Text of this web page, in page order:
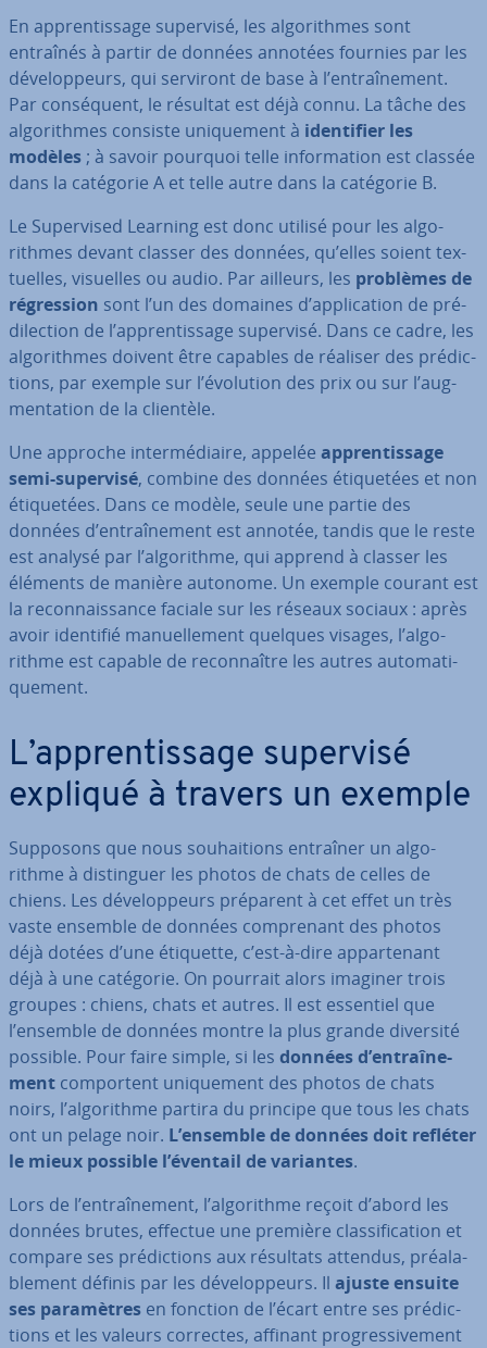
En ap­pren­tis­sage supervisé, les al­go­rithmes sont
entraînés à partir de données annotées fournies par les
dé­ve­lop­peurs, qui serviront de base à l’en­traî­ne­ment.
Par con­sé­quent, le résultat est déjà connu. La tâche des
al­go­rithmes consiste uni­que­ment à iden­ti­fier les
modèles ; à savoir pourquoi telle in­for­ma­tion est classée
dans la catégorie A et telle autre dans la catégorie B.
Le Su­per­vi­sed Learning est donc utilisé pour les al­go­
rithmes devant classer des données, qu’elles soient tex­
tuelles, visuelles ou audio. Par ailleurs, les problèmes de
ré­gres­sion sont l’un des domaines d’ap­pli­ca­tion de pré­
di­lec­tion de l’ap­pren­tis­sage supervisé. Dans ce cadre, les
al­go­rithmes doivent être capables de réaliser des pré­dic­
tions, par exemple sur l’évolution des prix ou sur l’aug­
men­ta­tion de la clientèle.
Une approche in­ter­mé­diaire, appelée ap­pren­tis­sage
semi-supervisé, combine des données éti­que­tées et non
éti­que­tées. Dans ce modèle, seule une partie des
données d’en­traî­ne­ment est annotée, tandis que le reste
est analysé par l’al­go­rithme, qui apprend à classer les
éléments de manière autonome. Un exemple courant est
la re­con­nais­sance faciale sur les réseaux sociaux : après
avoir identifié ma­nuel­le­ment quelques visages, l’al­go­
rithme est capable de re­con­naître les autres au­to­ma­ti­
que­ment.
L’ap­pren­tis­sage supervisé
expliqué à travers un exemple
Supposons que nous sou­hai­tions entraîner un al­go­
rithme à dis­tin­guer les photos de chats de celles de
chiens. Les dé­ve­lop­peurs préparent à cet effet un très
vaste ensemble de données com­pre­nant des photos
déjà dotées d’une étiquette, c’est-à-dire ap­par­te­nant
déjà à une catégorie. On pourrait alors imaginer trois
groupes : chiens, chats et autres. Il est essentiel que
l’ensemble de données montre la plus grande diversité
possible. Pour faire simple, si les données d’en­traî­ne­
ment com­por­tent uni­que­ment des photos de chats
noirs, l’al­go­rithme partira du principe que tous les chats
ont un pelage noir. L’ensemble de données doit refléter
le mieux possible l’éventail de variantes.
Lors de l’en­traî­ne­ment, l’al­go­rithme reçoit d’abord les
données brutes, effectue une première clas­si­fi­ca­tion et
compare ses pré­dic­tions aux résultats attendus, préa­la­
ble­ment définis par les dé­ve­lop­peurs. Il ajuste ensuite
ses pa­ra­mètres en fonction de l’écart entre ses pré­dic­
tions et les valeurs correctes, affinant pro­gres­si­ve­ment